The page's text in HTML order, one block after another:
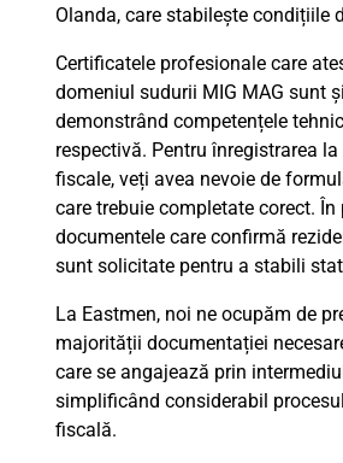
Olanda, care stabilește condițiile
Certificatele profesionale care
domeniul sudurii MIG MAG sunt
demonstrând competențele
respectivă. Pentru înregistrarea
fiscale, veți avea nevoie de
care trebuie completate corect. În
documentele care confirmă
sunt solicitate pentru a stabili
La Eastmen, noi ne ocupăm de
majorității documentației
care se angajează prin
simplificând considerabil
fiscală.